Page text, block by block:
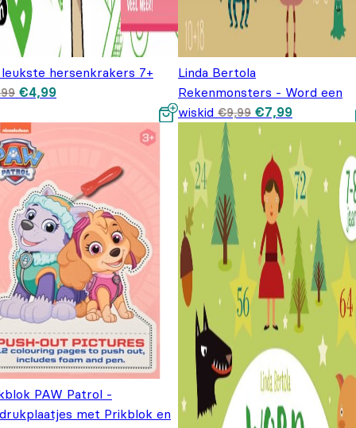
hersenkrakers 7+
Oorspronkelijke prijs
was: €5,99.
€4,99Huidige prijs is:
€4,99.
Linda Bertola
Rekenmonsters - Word een
wiskid €9,99 Oorspronkelijke
prijs was:
€7,99Huidige
is: €7,99.
PAW Patrol -
met Prikblok en